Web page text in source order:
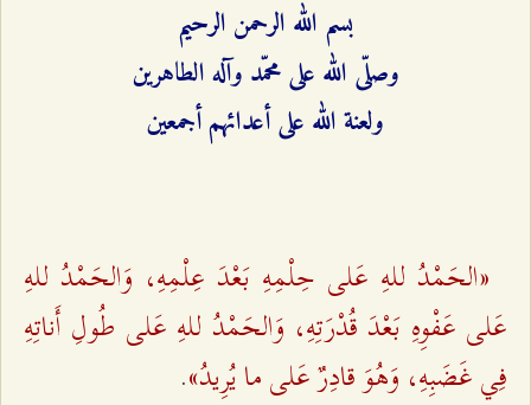
بسم الله الرحمن الرحيم
وصلّى الله على محمّد وآله الطاهرين
ولعنة الله على أعدائهم أجمعين
«الحَمْدُ للهِ عَلى حِلْمِهِ بَعْدَ عِلْمِهِ، وَالحَمْدُ للهِ
عَلى عَفْوِهِ بَعْدَ قُدْرَتِهِ، وَالحَمْدُ للهِ عَلى طُولِ أَناتِهِ
فِي غَضَبِهِ، وَهُوَ قادِرٌ عَلى ما يُرِيدُ».